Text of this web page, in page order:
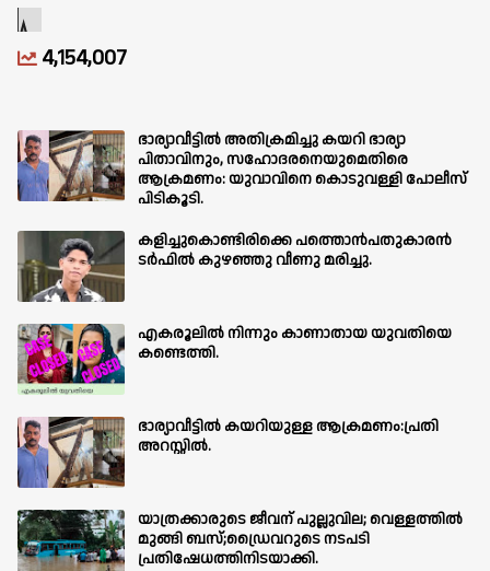
4,154,007
ഭാര്യാവീട്ടിൽ അതിക്രമിച്ചു കയറി ഭാര്യാ
പിതാവിനും, സഹോദരനെയുമെതിരെ
ആക്രമണം: യുവാവിനെ കൊടുവള്ളി പോലീസ്
പിടികൂടി.
കളിച്ചുകൊണ്ടിരിക്കെ പത്തൊൻപതുകാരൻ
ടർഫിൽ കുഴഞ്ഞു വീണു മരിച്ചു.
എകരൂലിൽ നിന്നും കാണാതായ യുവതിയെ
കണ്ടെത്തി.
ഭാര്യാവീട്ടിൽ കയറിയുള്ള ആക്രമണം:പ്രതി
അറസ്റ്റിൽ.
യാത്രക്കാരുടെ ജീവന് പുല്ലുവില; വെള്ളത്തിൽ
മുങ്ങി ബസ്;ഡ്രൈവറുടെ നടപടി
പ്രതിഷേധത്തിനിടയാക്കി.